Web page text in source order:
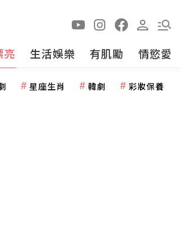
亮 生活娛樂 有肌勵 情慾愛
星座生肖 韓劇 彩妝保養